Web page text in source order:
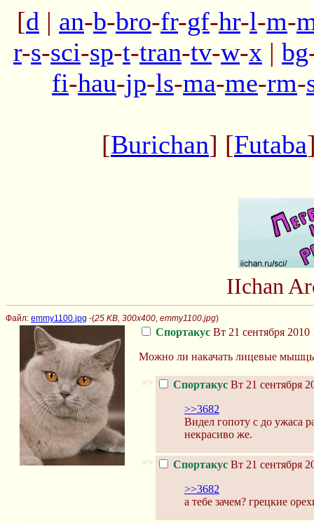
[d | an-b-bro-fr-gf-hr-l-m-
r-s-sci-sp-t-tran-tv-w-x | bg
fi-hau-jp-ls-ma-me-rm-
[Burichan] [Futaba
IIchan
Файл: emmy1100.jpg -(25 KB, 300x400, emmy1100.jpg)
Спортакус Вт 21 сентября 2010
Можно ли накачать лицевые
>> Спортакус Вт 21 сентября
>>3682
Видел гопоту с до ужаса
некрасиво же.
>> Спортакус Вт 21 сентября
>>3682
а тебе зачем? грецкие